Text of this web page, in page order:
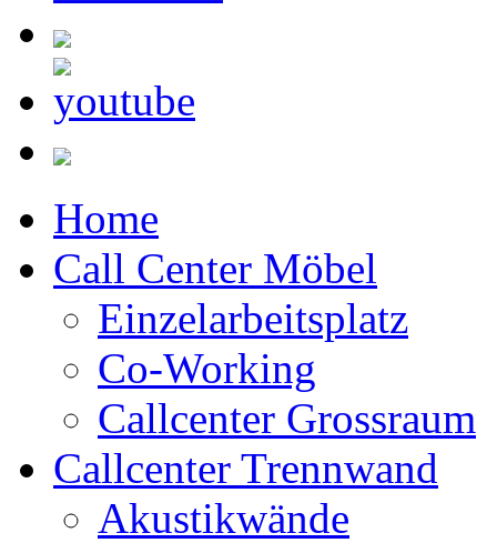
Home
Call Center Möbel
Einzelarbeitsplatz
Co-Working
Callcenter Grossraum
Callcenter Trennwand
Akustikwände